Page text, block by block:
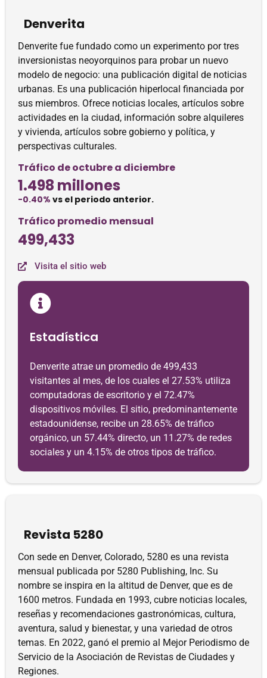
Denverita
Denverite fue fundado como un experimento por tres
inversionistas neoyorquinos para probar un nuevo
modelo de negocio: una publicación digital de noticias
urbanas. Es una publicación hiperlocal financiada por
sus miembros. Ofrece noticias locales, artículos sobre
actividades en la ciudad, información sobre alquileres
y vivienda, artículos sobre gobierno y política, y
perspectivas culturales.
Tráfico de octubre a diciembre
1.498 millones
-0.40% vs el periodo anterior.
Tráfico promedio mensual
499,433
Visita el sitio web
Estadística
Denverite atrae un promedio de 499,433
visitantes al mes, de los cuales el 27.53% utiliza
computadoras de escritorio y el 72.47%
dispositivos móviles. El sitio, predominantemente
estadounidense, recibe un 28.65% de tráfico
orgánico, un 57.44% directo, un 11.27% de redes
sociales y un 4.15% de otros tipos de tráfico.
Revista 5280
Con sede en Denver, Colorado, 5280 es una revista
mensual publicada por 5280 Publishing, Inc. Su
nombre se inspira en la altitud de Denver, que es de
1600 metros. Fundada en 1993, cubre noticias locales,
reseñas y recomendaciones gastronómicas, cultura,
aventura, salud y bienestar, y una variedad de otros
temas. En 2022, ganó el premio al Mejor Periodismo de
Servicio de la Asociación de Revistas de Ciudades y
Regiones.